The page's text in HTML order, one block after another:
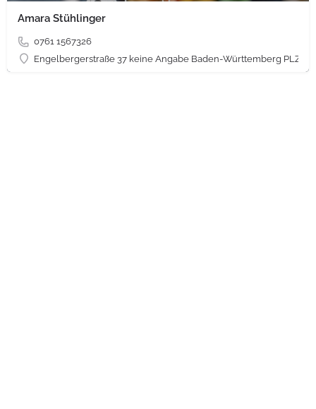
Amara Stühlinger
0761 1567326
Engelbergerstraße 37 keine Angabe Baden-Württemberg PLZ